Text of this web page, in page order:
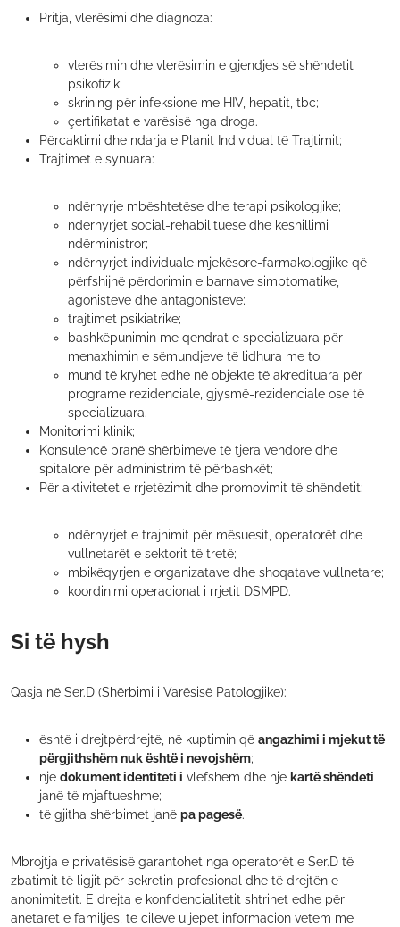
Pritja, vlerësimi dhe diagnoza:
vlerësimin dhe vlerësimin e gjendjes së shëndetit
psikofizik;
skrining për infeksione me HIV, hepatit, tbc;
çertifikatat e varësisë nga droga.
Përcaktimi dhe ndarja e Planit Individual të Trajtimit;
Trajtimet e synuara:
ndërhyrje mbështetëse dhe terapi psikologjike;
ndërhyrjet social-rehabilituese dhe këshillimi
ndërministror;
ndërhyrjet individuale mjekësore-farmakologjike që
përfshijnë përdorimin e barnave simptomatike,
agonistëve dhe antagonistëve;
trajtimet psikiatrike;
bashkëpunimin me qendrat e specializuara për
menaxhimin e sëmundjeve të lidhura me to;
mund të kryhet edhe në objekte të akredituara për
programe rezidenciale, gjysmë-rezidenciale ose të
specializuara.
Monitorimi klinik;
Konsulencë pranë shërbimeve të tjera vendore dhe
spitalore për administrim të përbashkët;
Për aktivitetet e rrjetëzimit dhe promovimit të shëndetit:
ndërhyrjet e trajnimit për mësuesit, operatorët dhe
vullnetarët e sektorit të tretë;
mbikëqyrjen e organizatave dhe shoqatave vullnetare;
koordinimi operacional i rrjetit DSMPD.
Si të hysh
Qasja në Ser.D (Shërbimi i Varësisë Patologjike):
është i drejtpërdrejtë, në kuptimin që angazhimi i mjekut të
përgjithshëm nuk është i nevojshëm;
një dokument identiteti i vlefshëm dhe një kartë shëndeti
janë të mjaftueshme;
të gjitha shërbimet janë pa pagesë.
Mbrojtja e privatësisë garantohet nga operatorët e Ser.D të
zbatimit të ligjit për sekretin profesional dhe të drejtën e
anonimitetit. E drejta e konfidencialitetit shtrihet edhe për
anëtarët e familjes, të cilëve u jepet informacion vetëm me